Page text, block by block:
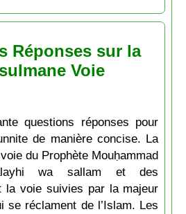
Réponses sur la
Voie
questions réponses pour
de manière concise. La
du Prophète Mouḥammad
wa sallam et des
la voie suivies par la majeur
se réclament de l’Islam. Les